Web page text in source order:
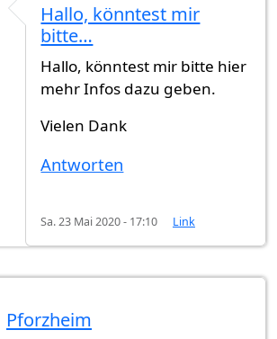
Hallo, könntest mir
bitte…
Hallo, könntest mir bitte hier
mehr Infos dazu geben.
Vielen Dank
Antworten
Sa. 23 Mai 2020 - 17:10 Link
Pforzheim